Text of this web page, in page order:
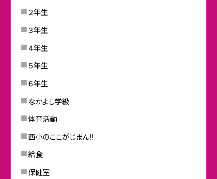
２年生
３年生
４年生
５年生
６年生
なかよし学級
体育活動
西小のここがじまん!!
給食
保健室